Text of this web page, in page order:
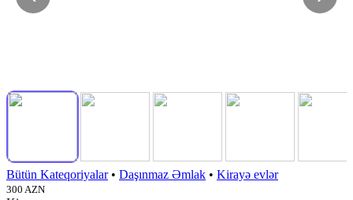
Bütün Kateqoriyalar• Daşınmaz Əmlak • Kirayə evlər
300 AZN